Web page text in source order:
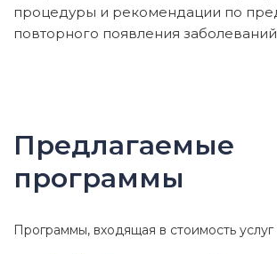
процедуры и рекомендации по
повторного появления
Предлагаемые
программы
Программы, входящая в стоимость